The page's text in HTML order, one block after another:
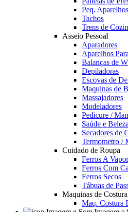
Peq.
Tachos
Trens de
Asseio Pessoal
Aparadores
Aparelhos
Balanças de
Depiladoras
Escovas de
Maquinas de
Massajadores
Modeladores
Pedicure /
Saúde e Beleza
Secadores de
Termometro /
Cuidado de Roupa
Ferros A Vapor
Ferros Com
Ferros Secos
Tábuas de
Maquinas de Costura
Maq. Costura